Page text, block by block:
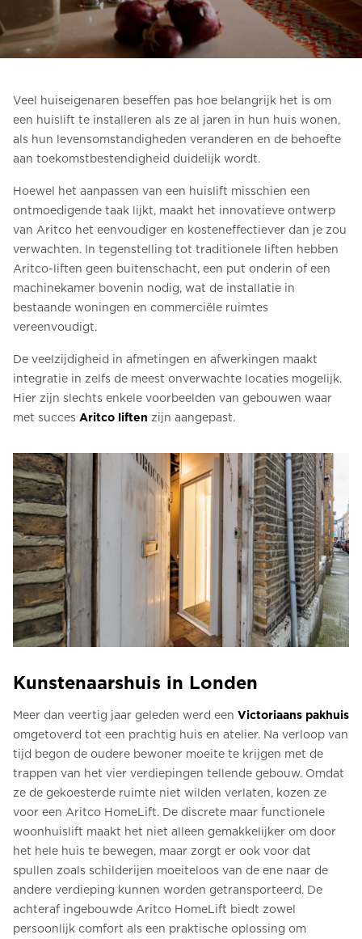
Bestel een Digital HomeKit
Vraag om een prijsraming
Aanmelden voor nieuwsbrief
Neem contact op
NL
Veel huiseigenaren beseffen pas hoe belangrijk het is om
een huislift te installeren als ze al jaren in hun huis wonen,
als hun levensomstandigheden veranderen en de behoefte
aan toekomstbestendigheid duidelijk wordt.
Hoewel het aanpassen van een huislift misschien een
ontmoedigende taak lijkt, maakt het innovatieve ontwerp
van Aritco het eenvoudiger en kosteneffectiever dan je zou
verwachten. In tegenstelling tot traditionele liften hebben
Aritco-liften geen buitenschacht, een put onderin of een
machinekamer bovenin nodig, wat de installatie in
bestaande woningen en commerciële ruimtes
vereenvoudigt.
De veelzijdigheid in afmetingen en afwerkingen maakt
integratie in zelfs de meest onverwachte locaties mogelijk.
Hier zijn slechts enkele voorbeelden van gebouwen waar
met succes Aritco liften zijn aangepast.
Kunstenaarshuis in Londen
Meer dan veertig jaar geleden werd een Victoriaans pakhuis
omgetoverd tot een prachtig huis en atelier. Na verloop van
tijd begon de oudere bewoner moeite te krijgen met de
trappen van het vier verdiepingen tellende gebouw. Omdat
ze de gekoesterde ruimte niet wilden verlaten, kozen ze
voor een Aritco HomeLift. De discrete maar functionele
woonhuislift maakt het niet alleen gemakkelijker om door
het hele huis te bewegen, maar zorgt er ook voor dat
spullen zoals schilderijen moeiteloos van de ene naar de
andere verdieping kunnen worden getransporteerd. De
achteraf ingebouwde Aritco HomeLift biedt zowel
persoonlijk comfort als een praktische oplossing om